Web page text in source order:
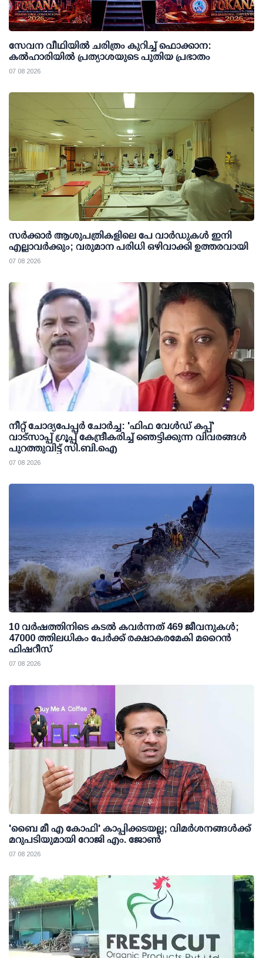
സേവന വീഥിയില്‍ ചരിത്രം കുറിച്ച് ഫൊക്കാന:
കല്‍ഹാരിയില്‍ പ്രത്യാശയുടെ പുതിയ പ്രഭാതം
07 08 2026
സര്‍ക്കാര്‍ ആശുപത്രികളിലെ പേ വാര്‍ഡുകള്‍ ഇനി
എല്ലാവര്‍ക്കും; വരുമാന പരിധി ഒഴിവാക്കി ഉത്തരവായി
07 08 2026
നീറ്റ് ചോദ്യപേപ്പര്‍ ചോര്‍ച്ച: 'ഫിഫ വേള്‍ഡ് കപ്പ്'
വാട്സാപ്പ് ഗ്രൂപ്പ് കേന്ദ്രീകരിച്ച് ഞെട്ടിക്കുന്ന വിവരങ്ങള്‍
പുറത്തുവിട്ട് സി.ബി.ഐ
07 08 2026
10 വര്‍ഷത്തിനിടെ കടല്‍ കവര്‍ന്നത് 469 ജീവനുകള്‍;
47000 ത്തിലധികം പേര്‍ക്ക് രക്ഷാകരമേകി മറൈന്‍
ഫിഷറീസ്
07 08 2026
'ബൈ മീ എ കോഫി' കാപ്പിക്കടയല്ല; വിമര്‍ശനങ്ങള്‍ക്ക്
മറുപടിയുമായി റോജി എം. ജോണ്‍
07 08 2026